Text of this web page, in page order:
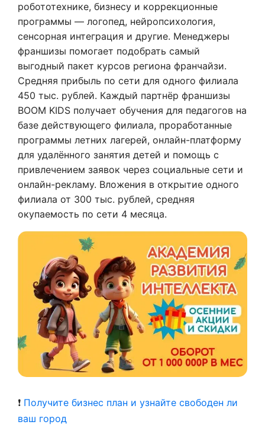
робототехнике, бизнесу и коррекционные
программы — логопед, нейропсихология,
сенсорная интеграция и другие. Менеджеры
франшизы помогает подобрать самый
выгодный пакет курсов региона франчайзи.
Средняя прибыль по сети для одного филиала
450 тыс. рублей. Каждый партнёр франшизы
BOOM KIDS получает обучения для педагогов на
базе действующего филиала, проработанные
программы летних лагерей, онлайн-платформу
для удалённого занятия детей и помощь с
привлечением заявок через социальные сети и
онлайн-рекламу. Вложения в открытие одного
филиала от 300 тыс. рублей, средняя
окупаемость по сети 4 месяца.
❗ Получите бизнес план и узнайте свободен ли
ваш город